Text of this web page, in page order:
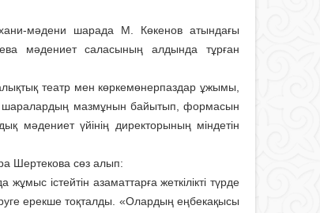
мәдени шарада М. Көкенов атындағы
мәдениет саласының алдында тұрған
театр мен көркемөнерпаздар ұжымы,
шаралардың мазмұнын байытып, формасын
мәдениет үйінің директорының міндетін
Шертекова сөз алып:
істейтін азаматтарға жеткілікті түрде
ерекше тоқталды. «Олардың еңбекақысы